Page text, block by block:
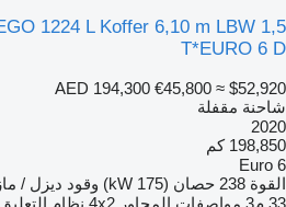
1224 L Koffer 6,10 m LBW 1,5
T*EURO 6 D
AED 194,300 €45,800 ≈ $52,920
شاحنة مقفلة
2020
198,850 كم
Euro 6
القوة 238 حصان (175 kW) وقود ديزل /